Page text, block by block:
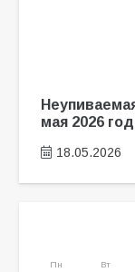
мая 2026
18.05.2026
Пн Вт